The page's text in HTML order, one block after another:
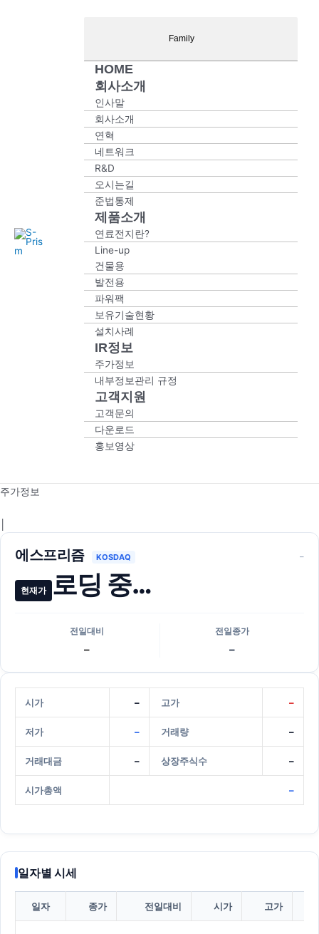
Family
HOME
회사소개
인사말
회사소개
연혁
네트워크
R&D
오시는길
준법통제
제품소개
연료전지란?
Line-up
건물용
발전용
파워팩
보유기술현황
설치사례
IR정보
주가정보
내부정보관리 규정
고객지원
고객문의
다운로드
홍보영상
주가정보
에스프리즘 KOSDAQ –
현재가 로딩 중…
전일대비
–
전일종가
–
시가 – 고가 –
저가 – 거래량 –
거래대금 – 상장주식수 –
시가총액 –
일자별 시세
일자 종가 전일대비 시가 고가